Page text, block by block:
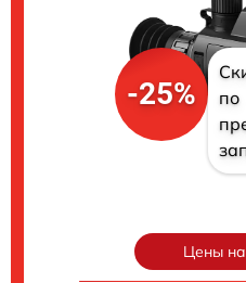
-25%
по
Цены